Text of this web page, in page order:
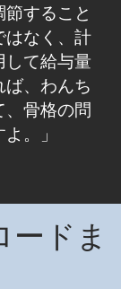
すること
はなく、計
して給与​量
ば、わんち
、骨格の問
。」
ードま